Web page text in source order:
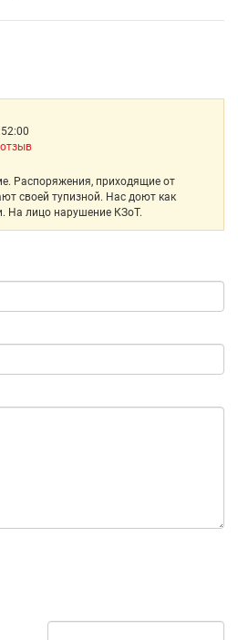
Распоряжения, приходящие от
своей тупизной. Нас доют как
На лицо нарушение КЗоТ.